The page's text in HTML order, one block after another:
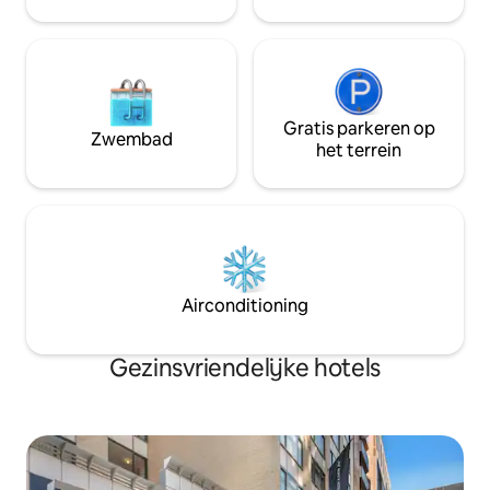
in Arlington.
Zwembad
Gratis parkeren op
het terrein
Airconditioning
Gezinsvriendelijke hotels